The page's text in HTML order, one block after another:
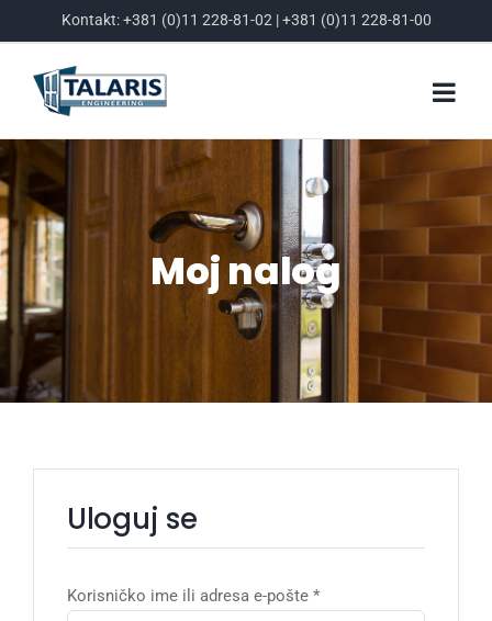
to
content
Kontakt:+381 (0)11 228-81-02|+381 (0)11 228-81-00
Moj nalog
Uloguj se
Korisničko ime ili adresa e-pošte *Obavezno